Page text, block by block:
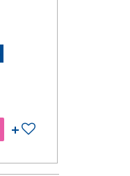
Tilføj til ønskeseddel